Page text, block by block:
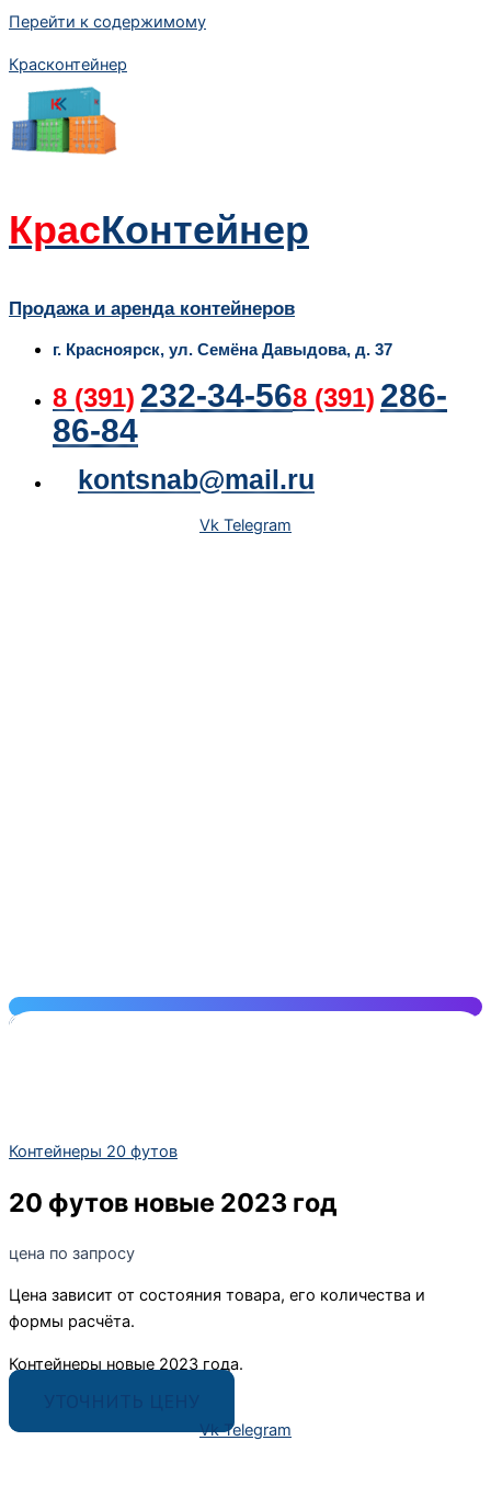
Перейти к содержимому
Красконтейнер
КрасКонтейнер
Продажа и аренда контейнеров
г. Красноярск, ул. Семёна Давыдова, д. 37
8 (391) 232-34-568 (391) 286-
86-84
kontsnab@mail.ru
Vk Telegram
КОНТЕЙНЕРЫ
КОНТЕЙНЕРЫ 20 ФУТОВ
СКЛАДЫ ДЛЯ ВЗРЫВООПАСНЫХ
ВЕЩЕСТВ
БЫТОВКИ
БАНИ НА БАЗЕ КОНТЕЙНЕРОВ
АРЕНДА КОНТЕЙНЕРОВ
О КОМПАНИИ
Контейнеры 20 футов
20 футов новые 2023 год
цена по запросу
Цена зависит от состояния товара, его количества и
формы расчёта.
Контейнеры новые 2023 года.
Vk Telegram